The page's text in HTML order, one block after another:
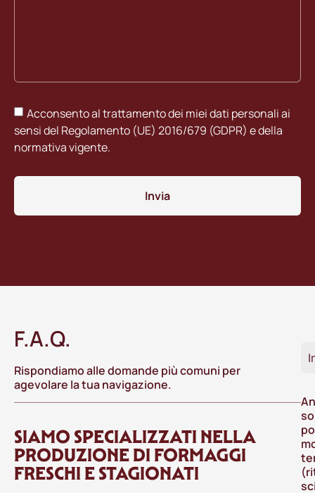
Acconsento al trattamento dei miei dati personali ai
sensi del Regolamento (UE) 2016/679 (GDPR) e della
normativa vigente.
Invia
F.A.Q.
Rispondiamo alle domande più comuni per
agevolare la tua navigazione.
SIAMO SPECIALIZZATI NELLA
PRODUZIONE DI FORMAGGI
FRESCHI E STAGIONATI